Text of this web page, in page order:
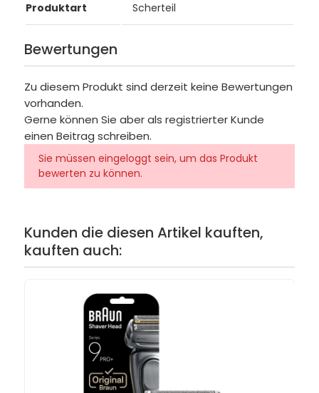
Produktart Scherteil
Bewertungen
Zu diesem Produkt sind derzeit keine Bewertungen
vorhanden.
Gerne können Sie aber als registrierter Kunde
einen Beitrag schreiben.
Sie müssen eingeloggt sein, um das Produkt
bewerten zu können.
Kunden die diesen Artikel kauften,
kauften auch: